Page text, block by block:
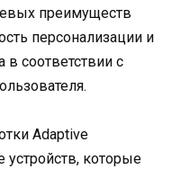
преимуществ
персонализации и
в соответствии с
Adaptive
устройств, которые